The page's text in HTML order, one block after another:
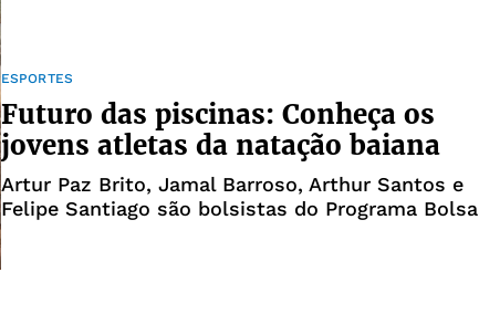
ESPORTES
Futuro das piscinas: Conheça os
jovens atletas da natação baiana
Artur Paz Brito, Jamal Barroso, Arthur Santos e
Felipe Santiago são bolsistas do Programa Bolsa